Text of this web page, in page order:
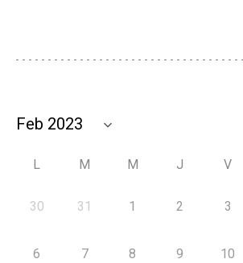
L M M J V
30 31 1 2 3
6 7 8 9 10